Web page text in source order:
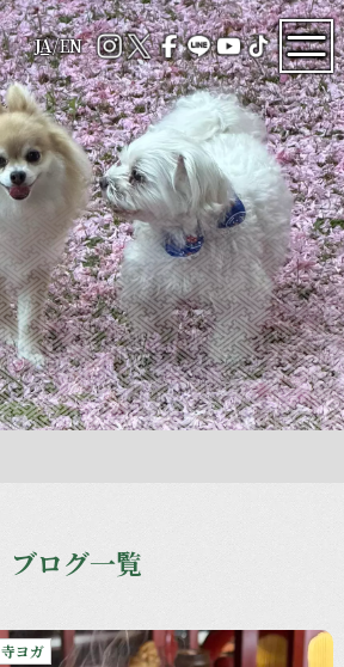
JA/EN
ブログ一覧
寺ヨガ